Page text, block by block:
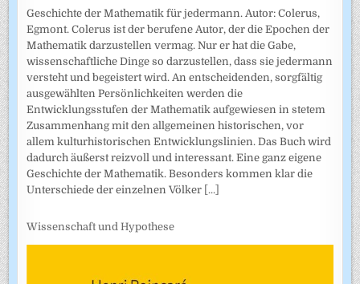
Geschichte der Mathematik für jedermann. Autor: Colerus,
Egmont. Colerus ist der berufene Autor, der die Epochen der
Mathematik darzustellen vermag. Nur er hat die Gabe,
wissenschaftliche Dinge so darzustellen, dass sie jedermann
versteht und begeistert wird. An entscheidenden, sorgfältig
ausgewählten Persönlichkeiten werden die
Entwicklungsstufen der Mathematik aufgewiesen in stetem
Zusammenhang mit den allgemeinen historischen, vor
allem kulturhistorischen Entwicklungslinien. Das Buch wird
dadurch äußerst reizvoll und interessant. Eine ganz eigene
Geschichte der Mathematik. Besonders kommen klar die
Unterschiede der einzelnen Völker [...]
Wissenschaft und Hypothese